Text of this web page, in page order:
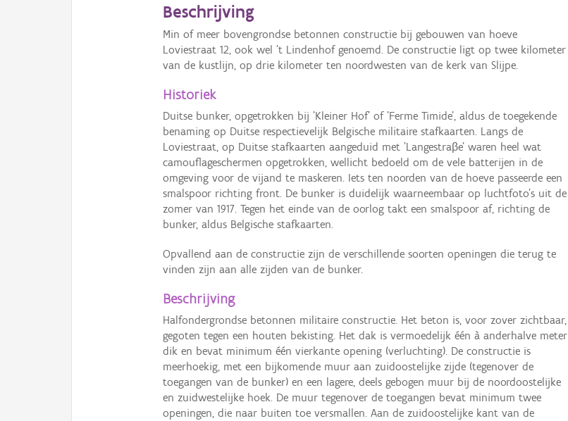
Beschrijving
Min of meer bovengrondse betonnen constructie bij gebouwen van hoeve
Loviestraat 12, ook wel ’t Lindenhof genoemd. De constructie ligt op twee kilometer
van de kustlijn, op drie kilometer ten noordwesten van de kerk van Slijpe.
Historiek
Duitse bunker, opgetrokken bij 'Kleiner Hof' of 'Ferme Timide', aldus de toegekende
benaming op Duitse respectievelijk Belgische militaire stafkaarten. Langs de
Loviestraat, op Duitse stafkaarten aangeduid met 'Langestraβe' waren heel wat
camouflageschermen opgetrokken, wellicht bedoeld om de vele batterijen in de
omgeving voor de vijand te maskeren. Iets ten noorden van de hoeve passeerde een
smalspoor richting front. De bunker is duidelijk waarneembaar op luchtfoto’s uit de
zomer van 1917. Tegen het einde van de oorlog takt een smalspoor af, richting de
bunker, aldus Belgische stafkaarten.
Opvallend aan de constructie zijn de verschillende soorten openingen die terug te
vinden zijn aan alle zijden van de bunker.
Beschrijving
Halfondergrondse betonnen militaire constructie. Het beton is, voor zover zichtbaar,
gegoten tegen een houten bekisting. Het dak is vermoedelijk één à anderhalve meter
dik en bevat minimum één vierkante opening (verluchting). De constructie is
meerhoekig, met een bijkomende muur aan zuidoostelijke zijde (tegenover de
toegangen van de bunker) en een lagere, deels gebogen muur bij de noordoostelijke
en zuidwestelijke hoek. De muur tegenover de toegangen bevat minimum twee
openingen, die naar buiten toe versmallen. Aan de zuidoostelijke kant van de